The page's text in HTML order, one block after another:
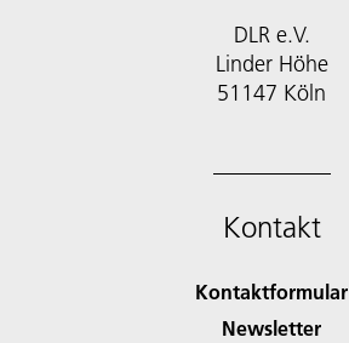
DLR e.V.
Linder Höhe
51147 Köln
Kontakt
Kontaktformular
Newsletter